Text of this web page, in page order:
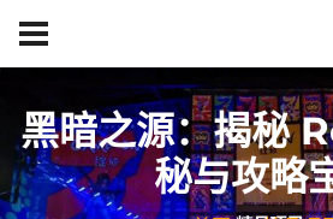
黑暗之源：揭秘
秘与攻略